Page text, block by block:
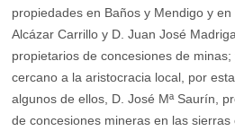
propiedades en Baños y Mendigo y
Alcázar Carrillo y D. Juan José
propietarios de concesiones de
cercano a la aristocracia local, por
algunos de ellos, D. José Mª Saurín,
de concesiones mineras en las